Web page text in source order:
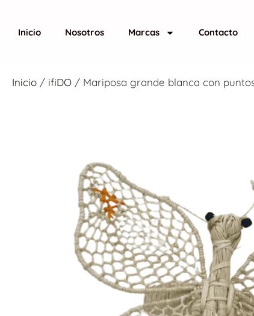
Inicio Nosotros Marcas Contacto
Inicio / ifiDO / Mariposa grande blanca con